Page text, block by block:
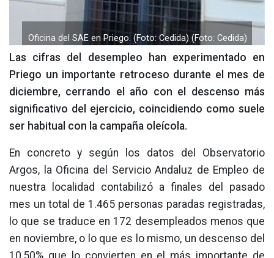
Oficina del SAE en Priego. (Foto: Cedida) (Foto: Cedida)
Las cifras del desempleo han experimentado en
Priego un importante retroceso durante el mes de
diciembre, cerrando el año con el descenso más
significativo del ejercicio, coincidiendo como suele
ser habitual con la campaña oleícola.
En concreto y según los datos del Observatorio
Argos, la Oficina del Servicio Andaluz de Empleo de
nuestra localidad contabilizó a finales del pasado
mes un total de 1.465 personas paradas registradas,
lo que se traduce en 172 desempleados menos que
en noviembre, o lo que es lo mismo, un descenso del